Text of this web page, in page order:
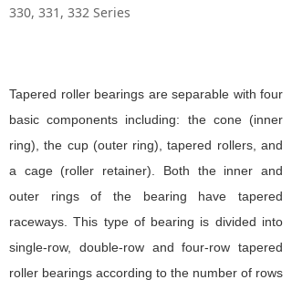
Tapered roller bearings are separable with four
basic components including: the cone (inner
ring), the cup (outer ring), tapered rollers, and
a cage (roller retainer). Both the inner and
outer rings of the bearing have tapered
raceways. This type of bearing is divided into
single-row, double-row and four-row tapered
roller bearings according to the number of rows
330, 331, 332 Series